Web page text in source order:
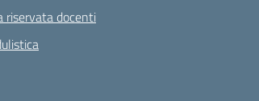
riservata docenti